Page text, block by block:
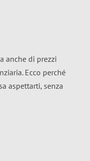
anche di prezzi
Ecco perché
aspettarti, senza